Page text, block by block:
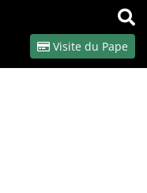
OK
Visite du Pape